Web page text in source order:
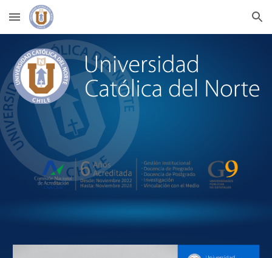
Skip to main content Skip to navigation